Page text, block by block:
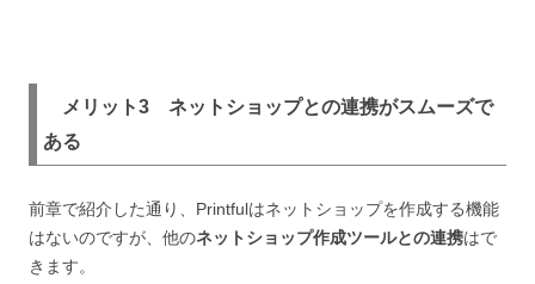
メリット3 ネットショップとの連携がスムーズで
ある
前章で紹介した通り、Printfulはネットショップを作成する機能
はないのですが、他のネットショップ作成ツールとの連携はで
きます。